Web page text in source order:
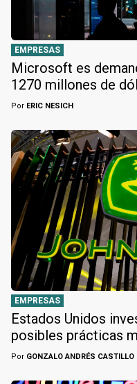
EMPRESAS
Microsoft es
1270 millones de
Por ERIC NESICH
EMPRESAS
Estados Unidos
posibles prácticas
Por GONZALO ANDRÉS CASTILLO